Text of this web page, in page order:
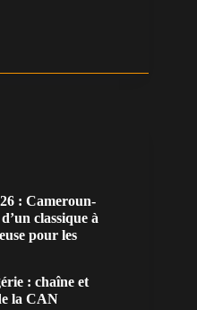
: Cameroun-
classique à
pour les
: chaîne et
la CAN